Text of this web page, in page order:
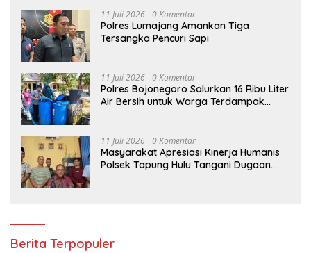
11 Juli 2026 0 Komentar
Polres Lumajang Amankan Tiga
Tersangka Pencuri Sapi
11 Juli 2026 0 Komentar
Polres Bojonegoro Salurkan 16 Ribu Liter
Air Bersih untuk Warga Terdampak
11 Juli 2026 0 Komentar
Masyarakat Apresiasi Kinerja Humanis
Polsek Tapung Hulu Tangani Dugaan
Berita Terpopuler